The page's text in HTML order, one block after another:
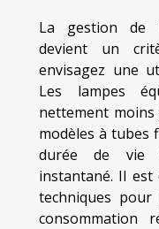
La gestion de
devient un
envisagez une
Les lampes
nettement
modèles à tubes
durée de vie
instantané. Il est
techniques